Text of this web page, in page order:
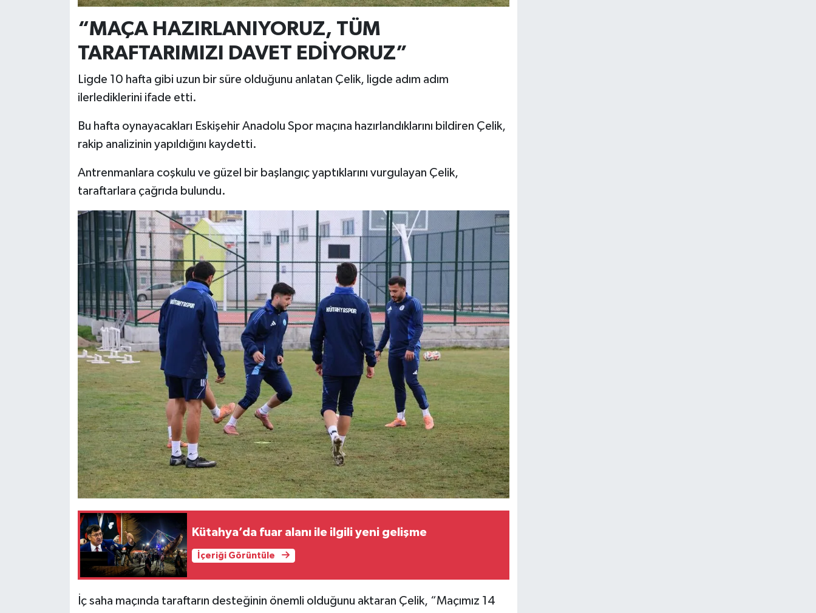
“MAÇA HAZIRLANIYORUZ, TÜM
TARAFTARIMIZI DAVET EDİYORUZ”
Ligde 10 hafta gibi uzun bir süre olduğunu anlatan Çelik, ligde adım adım
ilerlediklerini ifade etti.
Bu hafta oynayacakları Eskişehir Anadolu Spor maçına hazırlandıklarını bildiren Çelik,
rakip analizinin yapıldığını kaydetti.
Antrenmanlara coşkulu ve güzel bir başlangıç yaptıklarını vurgulayan Çelik,
taraftarlara çağrıda bulundu.
Kütahya’da fuar alanı ile ilgili yeni gelişme
İçeriği Görüntüle
İç saha maçında taraftarın desteğinin önemli olduğunu aktaran Çelik, “Maçımız 14